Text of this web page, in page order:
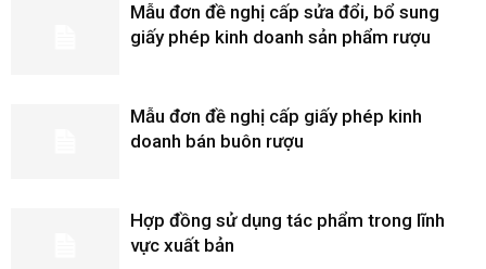
Mẫu đơn đề nghị cấp sửa đổi, bổ sung
giấy phép kinh doanh sản phẩm rượu
Mẫu đơn đề nghị cấp giấy phép kinh
doanh bán buôn rượu
Hợp đồng sử dụng tác phẩm trong lĩnh
vực xuất bản